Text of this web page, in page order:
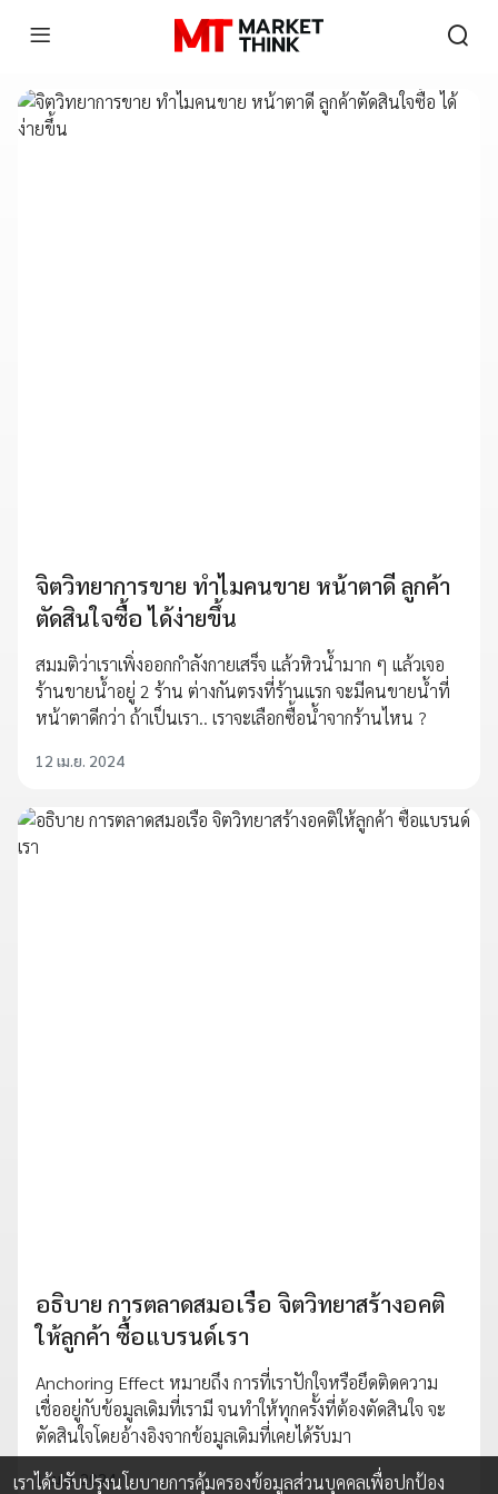
จิตวิทยาการขาย ทำไมคนขาย หน้าตาดี ลูกค้า
ตัดสินใจซื้อ ได้ง่ายขึ้น
สมมติว่าเราเพิ่งออกกำลังกายเสร็จ แล้วหิวน้ำมาก ๆ แล้วเจอ
ร้านขายน้ำอยู่ 2 ร้าน ต่างกันตรงที่ร้านแรก จะมีคนขายน้ำที่
หน้าตาดีกว่า ถ้าเป็นเรา.. เราจะเลือกซื้อน้ำจากร้านไหน ?
12 เม.ย. 2024
อธิบาย การตลาดสมอเรือ จิตวิทยาสร้างอคติ
ให้ลูกค้า ซื้อแบรนด์เรา
Anchoring Effect หมายถึง การที่เราปักใจหรือยึดติดความ
เชื่ออยู่กับข้อมูลเดิมที่เรามี จนทำให้ทุกครั้งที่ต้องตัดสินใจ จะ
ตัดสินใจโดยอ้างอิงจากข้อมูลเดิมที่เคยได้รับมา
1 เม.ย. 2024
เราได้ปรับปรุงนโยบายการคุ้มครองข้อมูลส่วนบุคคลเพื่อปกป้อง